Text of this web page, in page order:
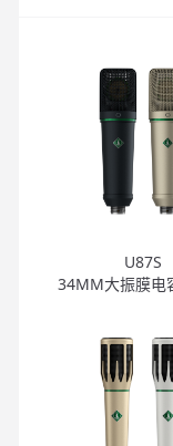
U87S
34MM大振膜电